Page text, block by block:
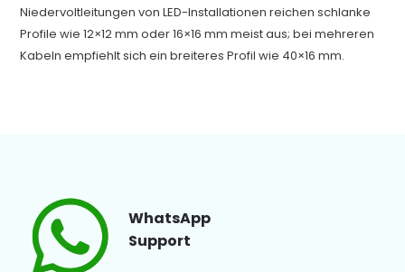
Niedervoltleitungen von LED-Installationen reichen schlanke
Profile wie 12×12 mm oder 16×16 mm meist aus; bei mehreren
Kabeln empfiehlt sich ein breiteres Profil wie 40×16 mm.
WhatsApp
Support